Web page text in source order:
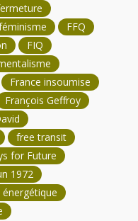
FFQ
FIQ
France insoumise
François Geffroy
free transit
for Future
1972